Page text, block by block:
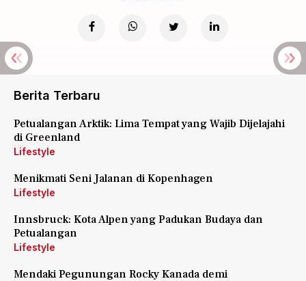
Berita Terbaru
Petualangan Arktik: Lima Tempat yang Wajib Dijelajahi
di Greenland
Lifestyle
Menikmati Seni Jalanan di Kopenhagen
Lifestyle
Innsbruck: Kota Alpen yang Padukan Budaya dan
Petualangan
Lifestyle
Mendaki Pegunungan Rocky Kanada demi